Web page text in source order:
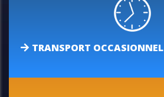
TRANSPORT OCCASIONNEL